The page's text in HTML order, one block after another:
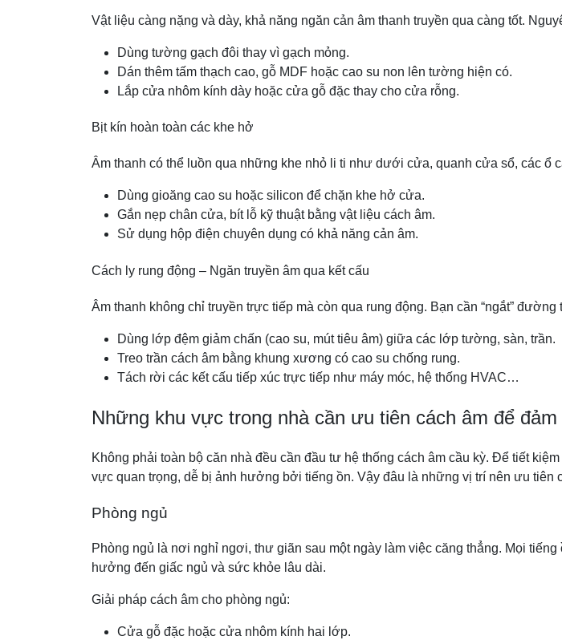
Vật liệu càng nặng và dày, khả năng ngăn cản âm thanh truyền qua càng tốt.
Dùng tường gạch đôi thay vì gạch mỏng.
Dán thêm tấm thạch cao, gỗ MDF hoặc cao su non lên tường hiện có.
Lắp cửa nhôm kính dày hoặc cửa gỗ đặc thay cho cửa rỗng.
Bịt kín hoàn toàn các khe hở
Âm thanh có thể luồn qua những khe nhỏ li ti như dưới cửa, quanh cửa sổ, các ổ
Dùng gioăng cao su hoặc silicon để chặn khe hở cửa.
Gắn nẹp chân cửa, bít lỗ kỹ thuật bằng vật liệu cách âm.
Sử dụng hộp điện chuyên dụng có khả năng cản âm.
Cách ly rung động – Ngăn truyền âm qua kết cấu
Âm thanh không chỉ truyền trực tiếp mà còn qua rung động. Bạn cần “ngắt” đường
Dùng lớp đệm giảm chấn (cao su, mút tiêu âm) giữa các lớp tường, sàn, trần.
Treo trần cách âm bằng khung xương có cao su chống rung.
Tách rời các kết cấu tiếp xúc trực tiếp như máy móc, hệ thống HVAC…
Những khu vực trong nhà cần ưu tiên cách âm để
Không phải toàn bộ căn nhà đều cần đầu tư hệ thống cách âm cầu kỳ. Để tiết
vực quan trọng, dễ bị ảnh hưởng bởi tiếng ồn. Vậy đâu là những vị trí nên ưu tiên
Phòng ngủ
Phòng ngủ là nơi nghỉ ngơi, thư giãn sau một ngày làm việc căng thẳng. Mọi
hưởng đến giấc ngủ và sức khỏe lâu dài.
Giải pháp cách âm cho phòng ngủ:
Cửa gỗ đặc hoặc cửa nhôm kính hai lớp.